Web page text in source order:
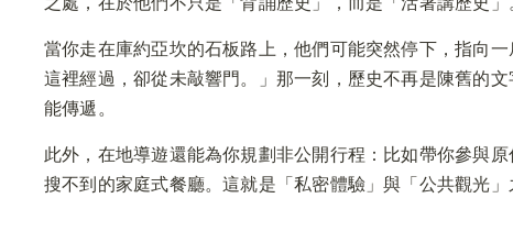
當你走在庫約亞坎的石板路上，他們可能突然停下，指向
這裡經過，卻從未敲響門。」那一刻，歷史不再是陳舊的
能傳遞。
此外，在地導遊還能為你規劃非公開行程：比如帶你參與
搜不到的家庭式餐廳。這就是「私密體驗」與「公共觀光」